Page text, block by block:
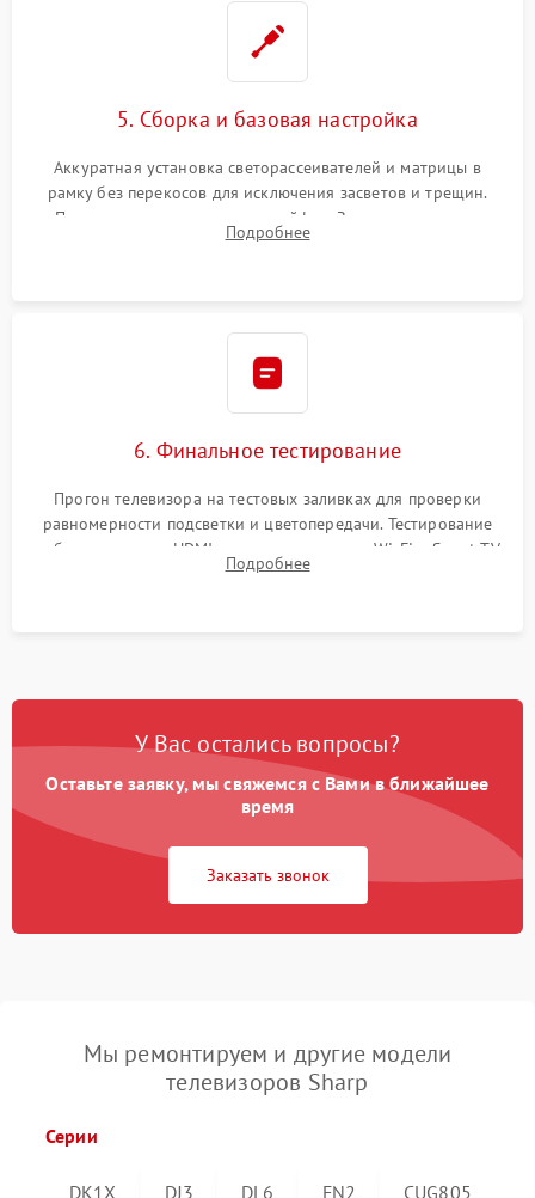
5. Сборка и базовая настройка
Аккуратная установка светорассеивателей и матрицы в
рамку без перекосов для исключения засветов и трещин.
Подключение внутренних шлейфов. Закрытие корпуса.
Сброс настроек и обновление программного обеспечения.
Подробнее
6. Финальное тестирование
Прогон телевизора на тестовых заливках для проверки
равномерности подсветки и цветопередачи. Тестирование
работы разъемов HDMI, динамиков, модуля Wi-Fi и Smart TV
в рабочем режиме в течение нескольких часов.
Подробнее
У Вас остались вопросы?
Оставьте заявку, мы свяжемся с Вами в ближайшее
время
Заказать звонок
Мы ремонтируем и другие модели
телевизоров Sharp
Серии
DK1X DJ3 DL6 FN2 CUG805